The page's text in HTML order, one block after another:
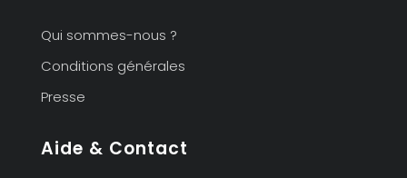
Qui sommes-nous ?
Conditions générales
Presse
Aide & Contact